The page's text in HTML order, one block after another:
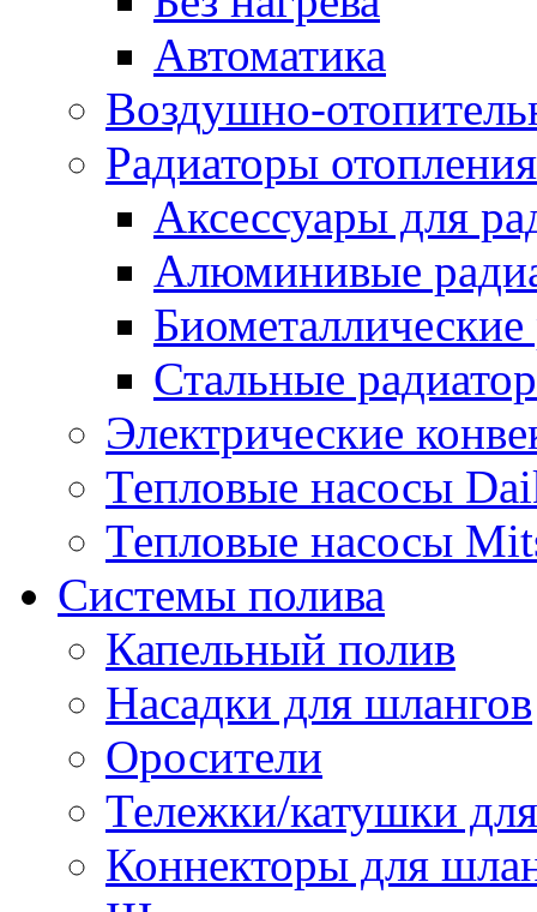
Автоматика
Воздушно-
Радиаторы отопления
Аксессуары для
Алюминивые
Стальные
Электрические
Тепловые насосы
Тепловые насосы
Системы полива
Капельный полив
Насадки для шлангов
Оросители
Тележки/катушки
Коннекторы для